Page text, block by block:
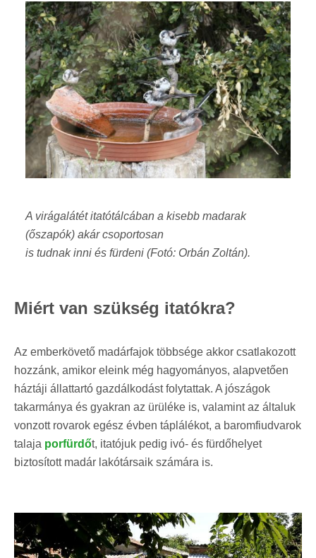
A virágalátét itatótálcában a kisebb madarak
(őszapók) akár csoportosan
is tudnak inni és fürdeni (Fotó: Orbán Zoltán).
Miért van szükség itatókra?
Az emberkövető madárfajok többsége akkor csatlakozott
hozzánk, amikor eleink még hagyományos, alapvetően
háztáji állattartó gazdálkodást folytattak. A jószágok
takarmánya és gyakran az ürüléke is, valamint az általuk
vonzott rovarok egész évben táplálékot, a baromfiudvarok
talaja porfürdőt, itatójuk pedig ivó- és fürdőhelyet
biztosított madár lakótársaik számára is.